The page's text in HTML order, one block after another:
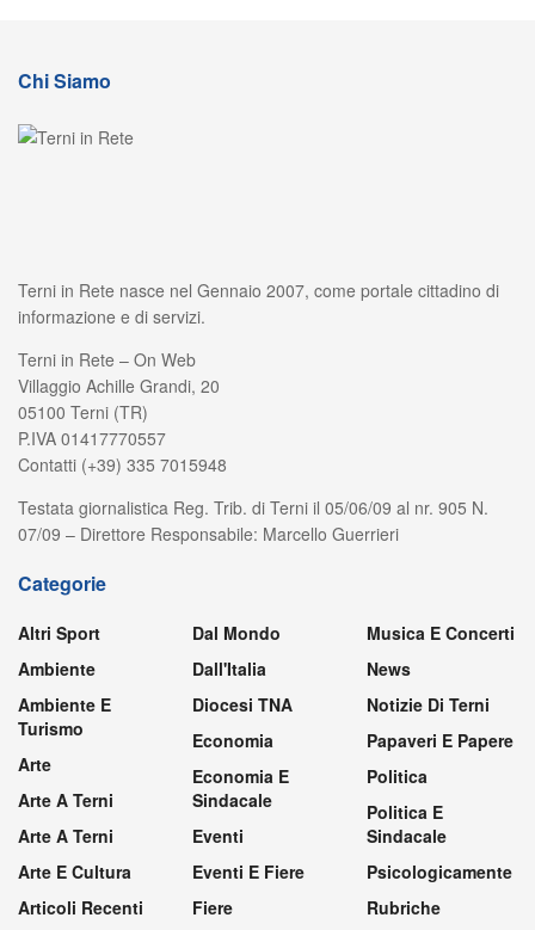
Chi Siamo
Terni in Rete nasce nel Gennaio 2007, come portale cittadino di
informazione e di servizi.
Terni in Rete – On Web
Villaggio Achille Grandi, 20
05100 Terni (TR)
P.IVA 01417770557
Contatti (+39) 335 7015948
Testata giornalistica Reg. Trib. di Terni il 05/06/09 al nr. 905 N.
07/09 – Direttore Responsabile: Marcello Guerrieri
Categorie
Altri Sport
Ambiente
Ambiente E
Turismo
Arte
Arte A Terni
Arte A Terni
Arte E Cultura
Articoli Recenti
Dal Mondo
Dall'Italia
Diocesi TNA
Economia
Economia E
Sindacale
Eventi
Eventi E Fiere
Fiere
Musica E Concerti
News
Notizie Di Terni
Papaveri E Papere
Politica
Politica E
Sindacale
Psicologicamente
Rubriche